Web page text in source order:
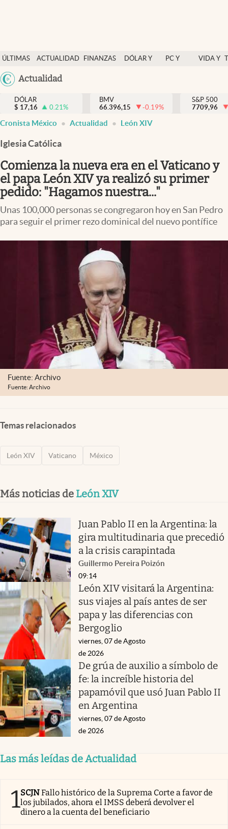
ÚLTIMAS
NOTICIAS
ACTUALIDAD
FINANZAS
DÓLAR Y
PC Y
VIDA Y
México
Actualidad
Actualidad
Finanzas y economía
Dólar y mercados
Pc y celular
Vida y estilo
Tv
DÓLAR
$ 17,16 0.21%
BMV
66.396,15
-0.19%
S&P 500
7709,96
Cronista México Actualidad León XIV
Iglesia Católica
Comienza la nueva era en el Vaticano y
el papa León XIV ya realizó su primer
pedido: "Hagamos nuestra..."
Unas 100,000 personas se congregaron hoy en San Pedro
para seguir el primer rezo dominical del nuevo pontífice
Fuente: Archivo
Fuente: Archivo
Temas relacionados
León XIV Vaticano México
Más noticias de León XIV
Juan Pablo II en la Argentina: la
gira multitudinaria que precedió
a la crisis carapintada
Guillermo Pereira Poizón
09:14
León XIV visitará la Argentina:
sus viajes al país antes de ser
papa y las diferencias con
Bergoglio
viernes, 07 de Agosto
de 2026
De grúa de auxilio a símbolo de
fe: la increíble historia del
papamóvil que usó Juan Pablo II
en Argentina
viernes, 07 de Agosto
de 2026
Las más leídas de Actualidad
1SCJNFallo histórico de la Suprema Corte a favor de
los jubilados, ahora el IMSS deberá devolver el
dinero a la cuenta del beneficiario